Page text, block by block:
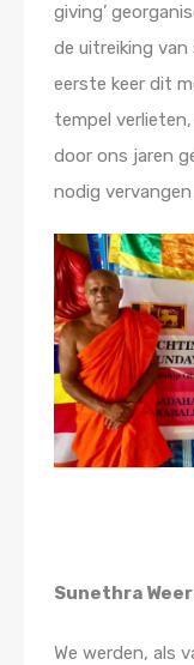
giving’
de uitreiking van
eerste keer dit
tempel
door ons jaren
nodig
Sunethra
We werden, als